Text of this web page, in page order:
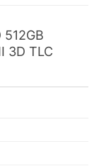
3D TLC